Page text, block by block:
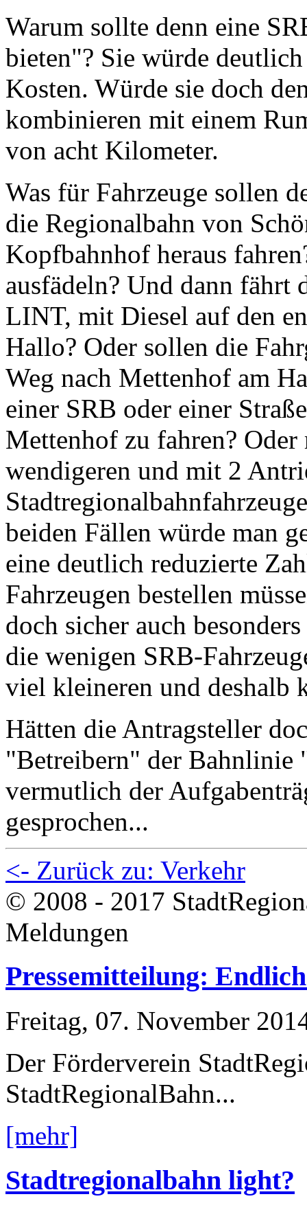
Warum sollte denn eine
bieten"? Sie würde
Kosten. Würde sie doch
kombinieren mit einem
von acht Kilometer.
Was für Fahrzeuge sollen
die Regionalbahn von
Kopfbahnhof heraus
ausfädeln? Und dann fährt
LINT, mit Diesel auf den
Hallo? Oder sollen die
Weg nach Mettenhof am
einer SRB oder einer
Mettenhof zu fahren?
wendigeren und mit 2
beiden Fällen würde man
eine deutlich reduzierte
Fahrzeugen bestellen
doch sicher auch
die wenigen SRB-
viel kleineren und deshalb
Hätten die Antragsteller
"Betreibern" der Bahnlinie
vermutlich der
gesprochen...
<- Zurück zu: Verkehr
© 2008 - 2017
Meldungen
Pressemitteilung:
Freitag, 07. November
Der Förderverein
StadtRegionalBahn...
[mehr]
Stadtregionalbahn light?